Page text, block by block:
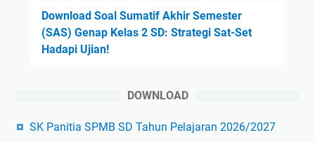
Download Soal Sumatif Akhir Semester
(SAS) Genap Kelas 2 SD: Strategi Sat-Set
Hadapi Ujian!
DOWNLOAD
SK Panitia SPMB SD Tahun Pelajaran 2026/2027